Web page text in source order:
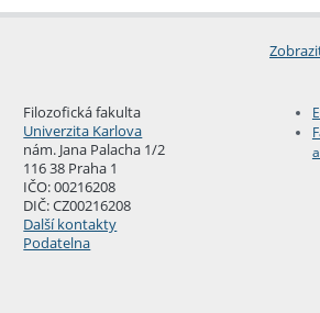
Filozofická fakulta
Univerzita Karlova
nám. Jana Palacha 1/2
116 38 Praha 1
IČO: 00216208
DIČ: CZ00216208
Další kontakty
Podatelna